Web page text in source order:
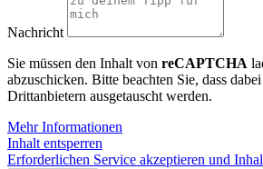
Nachricht
Sie müssen den Inhalt von reCAPTCHA
abzuschicken. Bitte beachten Sie, dass
Drittanbietern ausgetauscht werden.
Mehr Informationen
Inhalt entsperren
Erforderlichen Service akzeptieren und